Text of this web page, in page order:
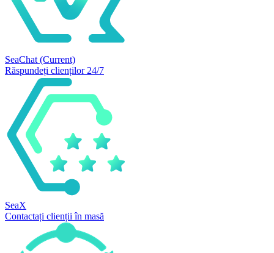
SeaChat (Current)
Răspundeți clienților 24/7
SeaX
Contactați clienții în masă